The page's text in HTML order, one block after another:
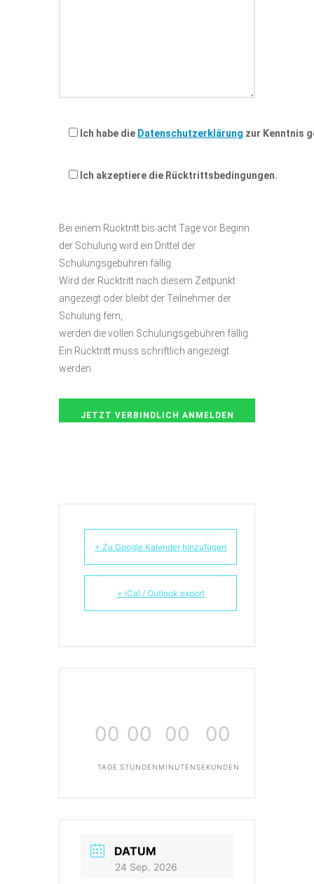
Ich habe die Datenschutzerklärung zur Kenntnis
Ich akzeptiere die Rücktrittsbedingungen.
Bei einem Rücktritt bis acht Tage vor Beginn
der Schulung wird ein Drittel der
Schulungsgebühren fällig.
Wird der Rücktritt nach diesem Zeitpunkt
angezeigt oder bleibt der Teilnehmer der
Schulung fern,
werden die vollen Schulungsgebühren fällig.
Ein Rücktritt muss schriftlich angezeigt
werden.
+ Zu Google Kalender hinzufügen
+ iCal / Outlook export
00
TAGE
00
STUNDEN
00
MINUTEN
00
SEKUNDEN
DATUM
24 Sep. 2026